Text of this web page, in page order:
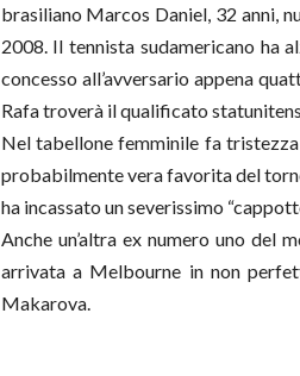
brasiliano Marcos Daniel, 32 anni,
2008. Il tennista sudamericano ha
concesso all’avversario appena
Rafa troverà il qualificato
Nel tabellone femminile fa
probabilmente vera favorita del
ha incassato un severissimo
Anche un’altra ex numero uno del
arrivata a Melbourne in non
Makarova.